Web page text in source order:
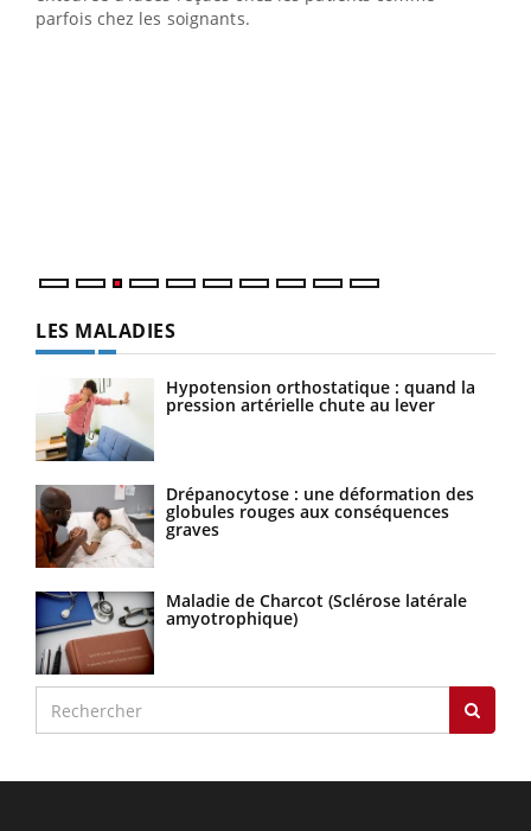
parfois chez les soignants.
LES MALADIES
Hypotension orthostatique : quand la
pression artérielle chute au lever
Drépanocytose : une déformation des
globules rouges aux conséquences
graves
Maladie de Charcot (Sclérose latérale
amyotrophique)